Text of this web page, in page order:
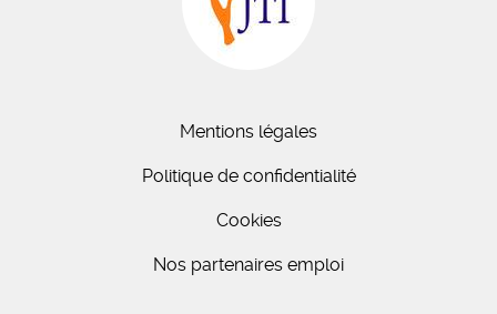
Mentions légales
Politique de confidentialité
Cookies
Nos partenaires emploi